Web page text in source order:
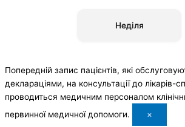
Неділя
Попередній запис пацієнтів, які
деклараціями, на консультації до лікарів-
проводиться медичним персоналом
первинної медичної допомоги.
×